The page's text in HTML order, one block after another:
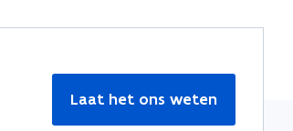
Laat het ons weten